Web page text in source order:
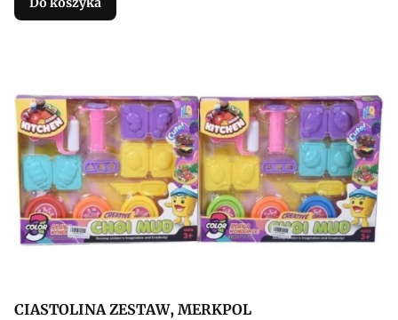
CIASTOLINA ZESTAW, MERKPOL